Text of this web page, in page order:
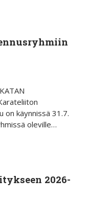
on käynnissä 31.7.
oleville…
2026-